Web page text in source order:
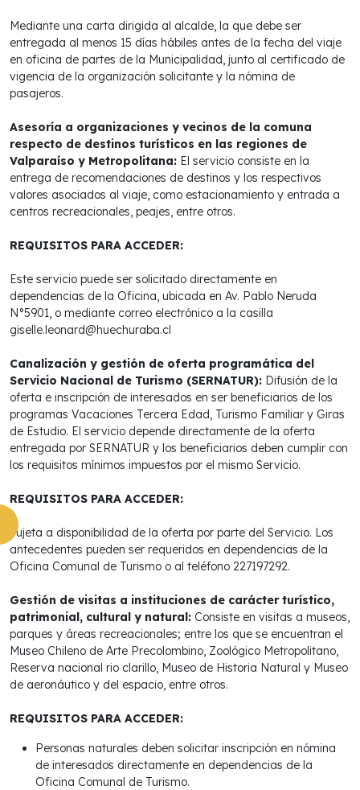
Mediante una carta dirigida al alcalde, la que debe ser
entregada al menos 15 días hábiles antes de la fecha del viaje
en oficina de partes de la Municipalidad, junto al certificado de
vigencia de la organización solicitante y la nómina de
pasajeros.
Asesoría a organizaciones y vecinos de la comuna
respecto de destinos turísticos en las regiones de
Valparaíso y Metropolitana: El servicio consiste en la
entrega de recomendaciones de destinos y los respectivos
valores asociados al viaje, como estacionamiento y entrada a
centros recreacionales, peajes, entre otros.
REQUISITOS PARA ACCEDER:
Este servicio puede ser solicitado directamente en
dependencias de la Oficina, ubicada en Av. Pablo Neruda
N°5901, o mediante correo electrónico a la casilla
giselle.leonard@huechuraba.cl
Canalización y gestión de oferta programática del
Servicio Nacional de Turismo (SERNATUR): Difusión de la
oferta e inscripción de interesados en ser beneficiarios de los
programas Vacaciones Tercera Edad, Turismo Familiar y Giras
de Estudio. El servicio depende directamente de la oferta
entregada por SERNATUR y los beneficiarios deben cumplir con
los requisitos mínimos impuestos por el mismo Servicio.
REQUISITOS PARA ACCEDER:
Sujeta a disponibilidad de la oferta por parte del Servicio. Los
antecedentes pueden ser requeridos en dependencias de la
Oficina Comunal de Turismo o al teléfono 227197292.
Gestión de visitas a instituciones de carácter turístico,
patrimonial, cultural y natural: Consiste en visitas a museos,
parques y áreas recreacionales; entre los que se encuentran el
Museo Chileno de Arte Precolombino, Zoológico Metropolitano,
Reserva nacional rio clarillo, Museo de Historia Natural y Museo
de aeronáutico y del espacio, entre otros.
REQUISITOS PARA ACCEDER:
Personas naturales deben solicitar inscripción en nómina
de interesados directamente en dependencias de la
Oficina Comunal de Turismo.